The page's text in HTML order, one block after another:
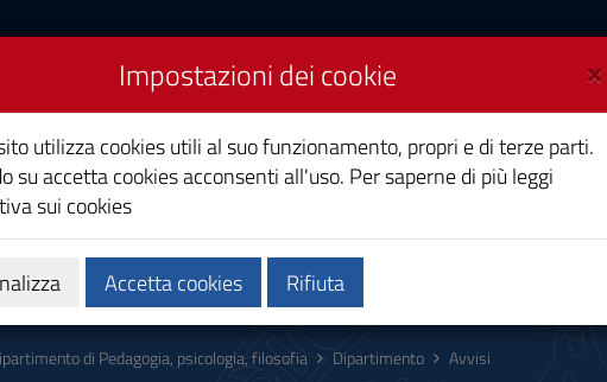
psicologia,
Persone
di Pedagogia, psicologia, filosofia Dipartimento Avvisi
×
Impostazioni dei cookie
utilizza cookies utili al suo funzionamento, propri e di terze parti.
su accetta cookies acconsenti all'uso. Per saperne di più leggi
sui cookies
Accetta cookies Rifiuta